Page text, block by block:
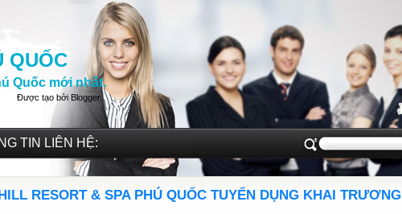
QUỐC
Quốc mới nhất.
Được tạo bởi Blogger.
TIN LIÊN HỆ:
RESORT & SPA PHÚ QUỐC TUYỂN DỤNG KHAI TRƯƠNG